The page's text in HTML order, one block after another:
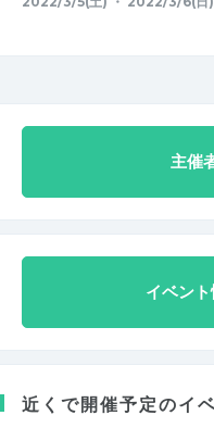
主催
イベン
近くで開催予定のイ